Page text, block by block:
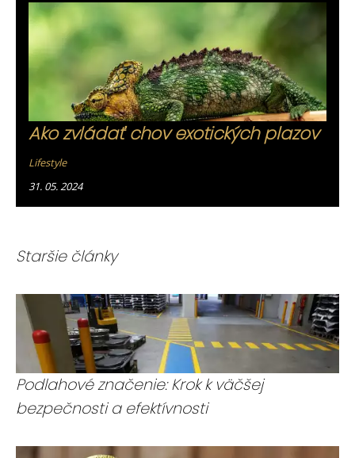
Ako zvládať chov exotických plazov
Lifestyle
31. 05. 2024
Staršie články
Podlahové značenie: Krok k väčšej
bezpečnosti a efektívnosti